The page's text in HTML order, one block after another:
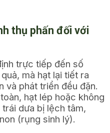
thụ phấn đối với
trực tiếp đến số
mà hạt lại tiết ra
và phát triển đều đặn.
hạt lép hoặc không
dưa bị lệch tâm,
(rụng sinh lý).